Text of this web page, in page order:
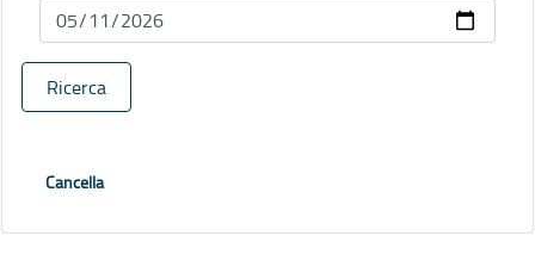
Ricerca
Cancella